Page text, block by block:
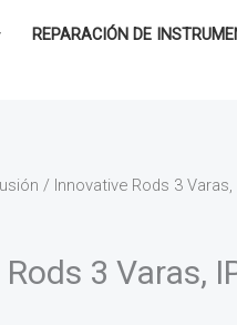
REPARACIÓN DE
/ Innovative Rods 3 Varas,
3 Varas,